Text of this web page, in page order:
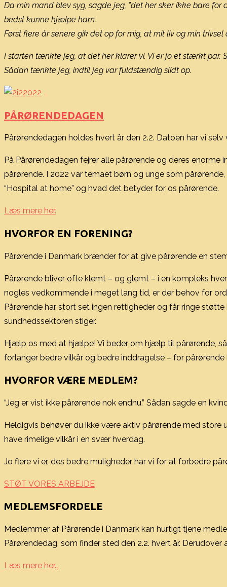
Da min mand blev syg, sagde jeg, ”det her sker ikke bare for
bedst kunne hjælpe ham.
Først flere år senere gik det op for mig, at mit liv og min
I starten tænkte jeg, at det her klarer vi. Vi er jo et stærkt
Sådan tænkte jeg, indtil jeg var fuldstændig slidt op.
PÅRØRENDEDAGEN
Pårørendedagen holdes hvert år den 2.2. Datoen har vi
På Pårørendedagen fejrer alle pårørende og deres
pårørende. I 2022 var temaet børn og unge som
“Hospital at home” og hvad det betyder for os pårørende.
Læs mere her.
HVORFOR EN FORENING?
Pårørende i Danmark brænder for at give pårørende en
Pårørende bliver ofte klemt – og glemt – i en kompleks
nogles vedkommende i meget lang tid, er der behov for
Pårørende har stort set ingen rettigheder og får ringe
sundhedssektoren stiger.
Hjælp os med at hjælpe! Vi beder om hjælp til pårørende,
forlanger bedre vilkår og bedre inddragelse – for
HVORFOR VÆRE MEDLEM?
“Jeg er vist ikke pårørende nok endnu.” Sådan sagde en
Heldigvis behøver du ikke være aktiv pårørende med store
have rimelige vilkår i en svær hverdag.
Jo flere vi er, des bedre muligheder har vi for at forbedre
STØT VORES ARBEJDE
MEDLEMSFORDELE
Medlemmer af Pårørende i Danmark kan hurtigt tjene
Pårørendedag, som finder sted den 2.2. hvert år.
Læs mere her..